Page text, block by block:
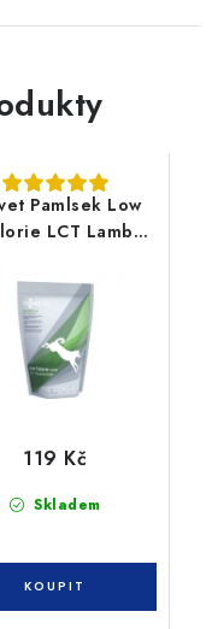
Pamlsek Low
LCT Lamb
Skladem
119 Kč